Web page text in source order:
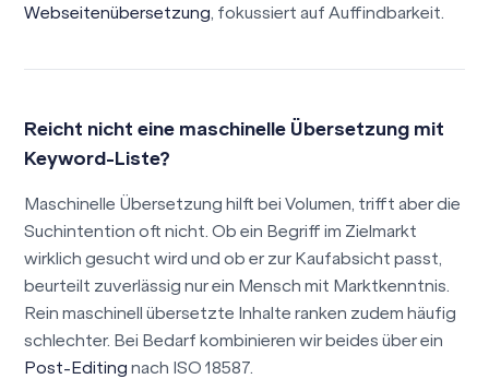
Webseitenübersetzung, fokussiert auf Auffindbarkeit.
Reicht nicht eine maschinelle Übersetzung mit
Keyword-Liste?
Maschinelle Übersetzung hilft bei Volumen, trifft aber die
Suchintention oft nicht. Ob ein Begriff im Zielmarkt
wirklich gesucht wird und ob er zur Kaufabsicht passt,
beurteilt zuverlässig nur ein Mensch mit Marktkenntnis.
Rein maschinell übersetzte Inhalte ranken zudem häufig
schlechter. Bei Bedarf kombinieren wir beides über ein
Post-Editing nach ISO 18587.